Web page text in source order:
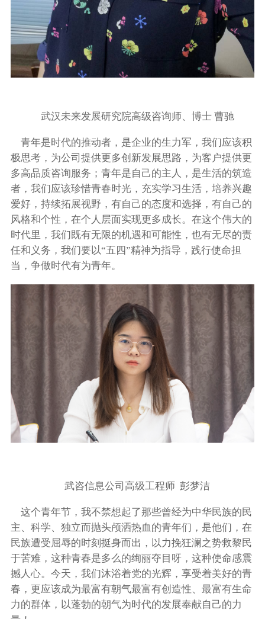
武汉未来发展研究院高级咨询师、博士 曹驰
青年是时代的推动者，是企业的生力军，我们应该积
极思考，为公司提供更多创新发展思路，为客户提供更
多高品质咨询服务；青年是自己的主人，是生活的筑造
者，我们应该珍惜青春时光，充实学习生活，培养兴趣
爱好，持续拓展视野，有自己的态度和选择，有自己的
风格和个性，在个人层面实现更多成长。在这个伟大的
时代里，我们既有无限的机遇和可能性，也有无尽的责
任和义务，我们要以“五四”精神为指导，践行使命担
当，争做时代有为青年。
武咨信息公司高级工程师 彭梦洁
这个青年节，我不禁想起了那些曾经为中华民族的民
主、科学、独立而抛头颅洒热血的青年们，是他们，在
民族遭受屈辱的时刻挺身而出，以力挽狂澜之势救黎民
于苦难，这种青春是多么的绚丽夺目呀，这种使命感震
撼人心。今天，我们沐浴着党的光辉，享受着美好的青
春，更应该成为最富有朝气最富有创造性、最富有生命
力的群体，以蓬勃的朝气为时代的发展奉献自己的力